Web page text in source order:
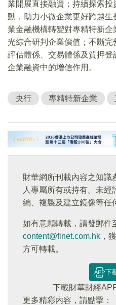
業開展直接融資；持續探索
動，助力小微企業更好跨越
業金融機構轉變對專精特新
光綜合研判企業價值；不斷
評估體係、交易體係及質押
企業融資中的增信作用。
央行 專精特新企業
財華網所刊載內容之知識
人專屬所有或持有。未
編、複製及建立鏡像等任
如有意願轉載，請發郵件
content@finet.com.hk ，
方可轉載。
下
下載財華財經
更多精彩内容，請點擊：